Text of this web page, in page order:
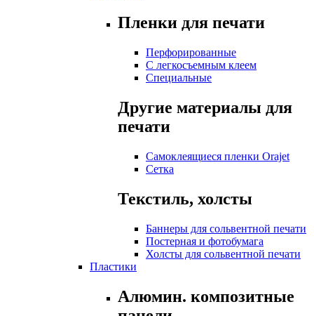
Пленки для печати
Перфорированные
С легкосъемным клеем
Специальные
Другие материалы для
печати
Самоклеящиеся пленки Orajet
Сетка
Текстиль, холсты
Баннеры для сольвентной печати
Постерная и фотобумага
Холсты для сольвентной печати
Пластики
Алюмин. композитные